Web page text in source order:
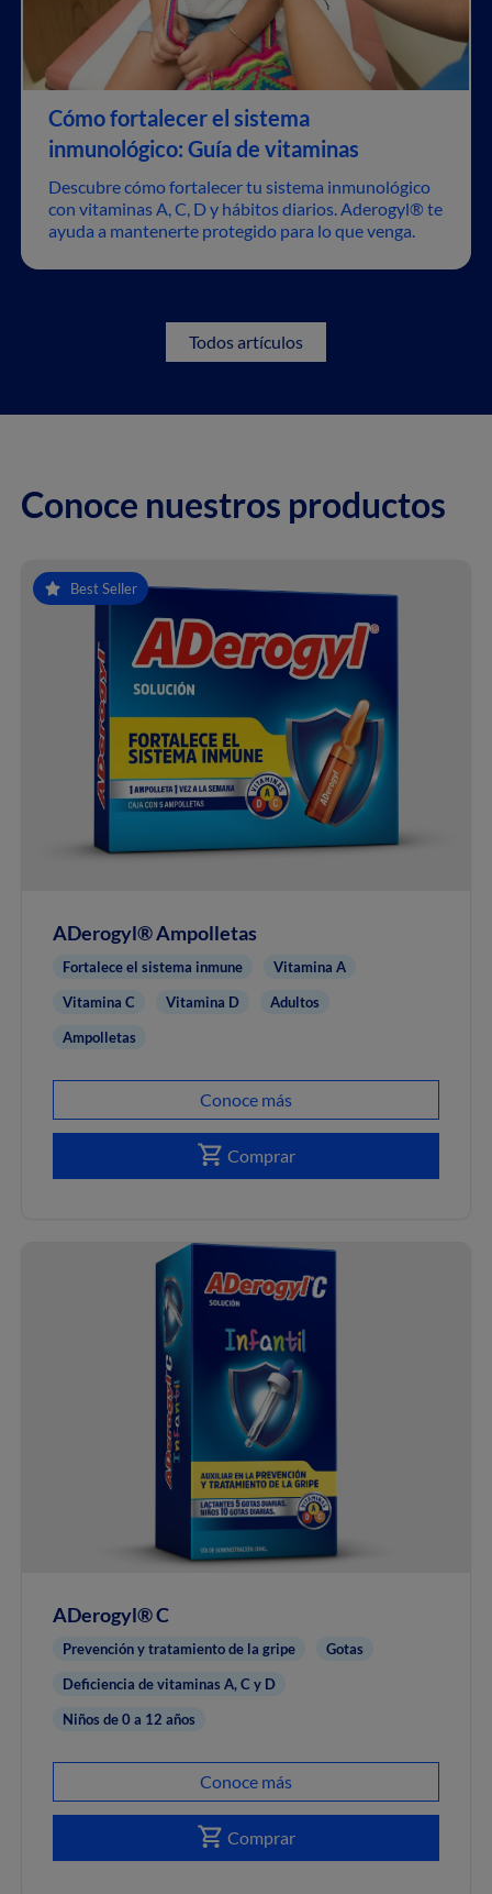
Cómo fortalecer el sistema
inmunológico: Guía de vitaminas
Descubre cómo fortalecer tu sistema inmunológico
con vitaminas A, C, D y hábitos diarios. Aderogyl® te
ayuda a mantenerte protegido para lo que venga.
Todos artículos
Conoce nuestros productos
Best Seller
ADerogyl® Ampolletas
Fortalece el sistema inmune
Vitamina A
Vitamina C
Vitamina D
Adultos
Ampolletas
Conoce más
Comprar
ADerogyl® C
Prevención y tratamiento de la gripe
Gotas
Deficiencia de vitaminas A, C y D
Niños de 0 a 12 años
Conoce más
Comprar